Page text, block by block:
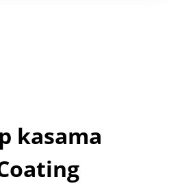
kasama